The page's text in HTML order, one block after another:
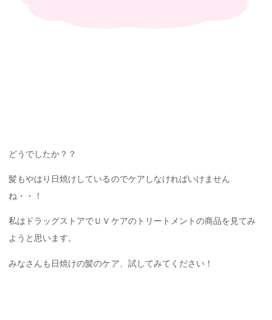
どうでしたか？？
髪もやはり日焼けしているのでケアしなければいけません
ね・・！
私はドラッグストアでＵＶケアのトリートメントの商品を見てみ
ようと思います。
みなさんも日焼けの髪のケア、試してみてください！